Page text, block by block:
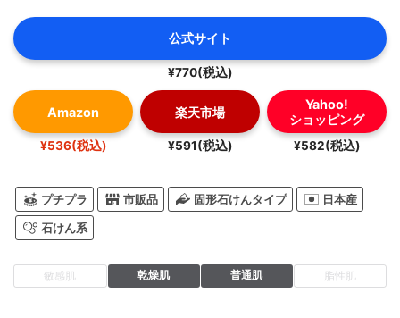
公式サイト
¥770(税込)
Amazon
¥536(税込)
楽天市場
¥591(税込)
Yahoo!
ショッピング
¥582(税込)
プチプラ 市販品 固形石けんタイプ 日本産
石けん系
敏感肌 乾燥肌 普通肌 脂性肌